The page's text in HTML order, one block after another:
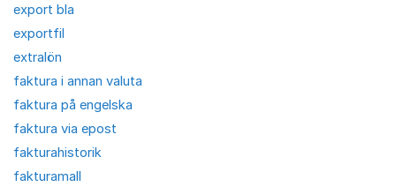
export bla
exportfil
extralön
faktura i annan valuta
faktura på engelska
faktura via epost
fakturahistorik
fakturamall